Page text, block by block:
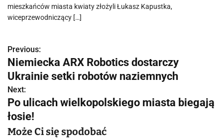
mieszkańców miasta kwiaty złożyli Łukasz Kapustka,
wiceprzewodniczący […]
N
a
w
i
g
Previous:
Niemiecka ARX Robotics dostarczy
Ukrainie setki robotów naziemnych
Next:
Po ulicach wielkopolskiego miasta biegają
łosie!
Może Ci się spodobać